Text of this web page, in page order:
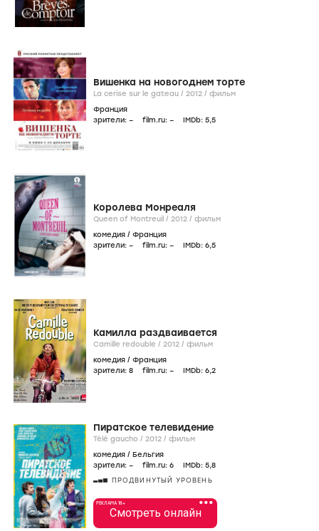
Вишенка на новогоднем торте
La cerise sur le gateau / 2012 / фильм
Франция
зрители: – film.ru: – IMDb: 5,5
Королева Монреаля
Queen of Montreuil / 2012 / фильм
комедия / Франция
зрители: – film.ru: – IMDb: 6,5
Камилла раздваивается
Camille redouble / 2012 / фильм
комедия / Франция
зрители: 8 film.ru: – IMDb: 6,2
Пиратское телевидение
Télé gaucho / 2012 / фильм
комедия / Бельгия
зрители: – film.ru: 6 IMDb: 5,8
ПРОДВИНУТЫЙ УРОВЕНЬ
•••
РЕКЛАМА 18+
Смотреть онлайн